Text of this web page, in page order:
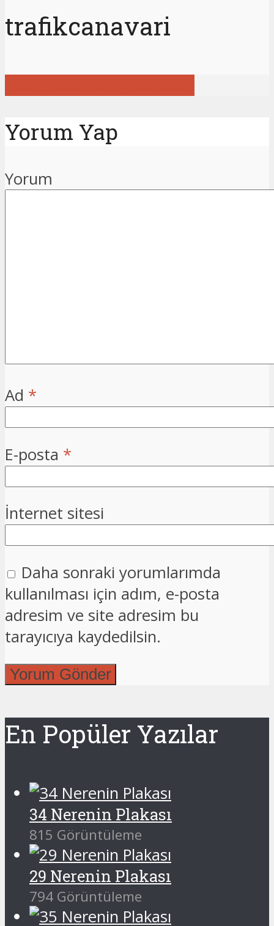
trafikcanavari
Yorum Yap
Yorum
Ad *
E-posta *
İnternet sitesi
Daha sonraki yorumlarımda
kullanılması için adım, e-posta
adresim ve site adresim bu
tarayıcıya kaydedilsin.
En Popüler Yazılar
34 Nerenin Plakası
815 Görüntüleme
29 Nerenin Plakası
794 Görüntüleme